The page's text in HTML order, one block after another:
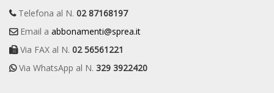
Telefona al N. 02 87168197
Email a abbonamenti@sprea.it
Via FAX al N. 02 56561221
Via WhatsApp al N. 329 3922420